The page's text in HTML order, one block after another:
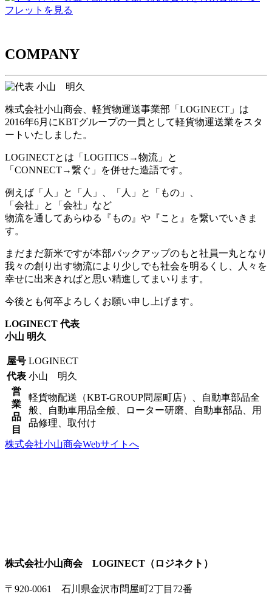
COMPANY
株式会社小山商会、軽貨物運送事業部「LOGINECT」は
2016年6月にKBTグループの一員として軽貨物運送業をスタ
ートいたしました。
LOGINECTとは「LOGITICS→物流」と
「CONNECT→繋ぐ」を併せた造語です。
例えば「人」と「人」、「人」と「もの」、
「会社」と「会社」など
物流を通してあらゆる『もの』や『こと』を繋いでいきま
す。
まだまだ新米ですが本部バックアップのもと社員一丸となり
我々の創り出す物流により少しでも社会を明るくし、人々を
幸せに出来きればと思い精進してまいります。
今後とも何卒よろしくお願い申し上げます。
LOGINECT 代表
小山 明久
屋号 LOGINECT
代表 小山 明久
営
業
品
目
軽貨物配送（KBT-GROUP問屋町店）、自動車部品全
般、自動車用品全般、ローター研磨、自動車部品、用
品修理、取付け
株式会社小山商会Webサイトへ
株式会社小山商会 LOGINECT（ロジネクト）
〒920-0061 石川県金沢市問屋町2丁目72番